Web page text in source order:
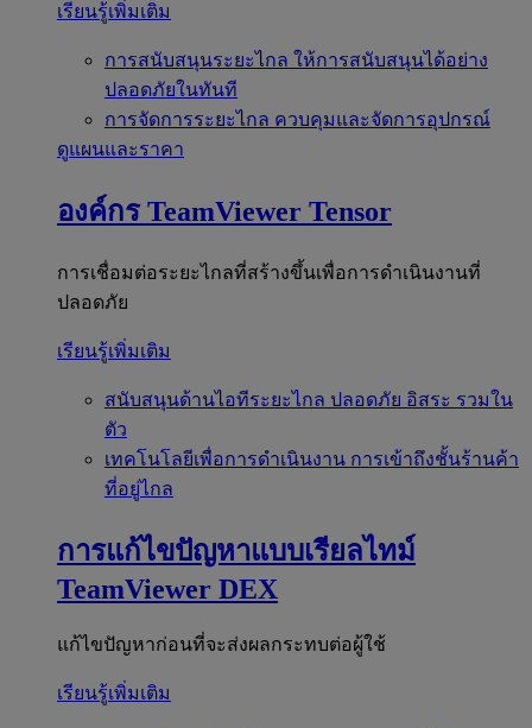
เรียนรู้เพิ่มเติม
การสนับสนุนระยะไกล ให้การสนับสนุนได้อย่าง
ปลอดภัยในทันที
การจัดการระยะไกล ควบคุมและจัดการอุปกรณ์
ดูแผนและราคา
องค์กร TeamViewer Tensor
การเชื่อมต่อระยะไกลที่สร้างขึ้นเพื่อการดำเนินงานที่
ปลอดภัย
เรียนรู้เพิ่มเติม
สนับสนุนด้านไอทีระยะไกล ปลอดภัย อิสระ รวมใน
ตัว
เทคโนโลยีเพื่อการดำเนินงาน การเข้าถึงชั้นร้านค้า
ที่อยู่ไกล
การแก้ไขปัญหาแบบเรียลไทม์
TeamViewer DEX
แก้ไขปัญหาก่อนที่จะส่งผลกระทบต่อผู้ใช้
เรียนรู้เพิ่มเติม